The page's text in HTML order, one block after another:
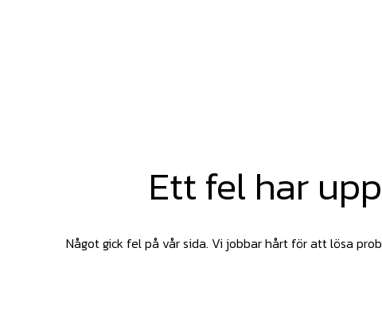
Ett fel har
Något gick fel på vår sida. Vi jobbar hårt för att lösa